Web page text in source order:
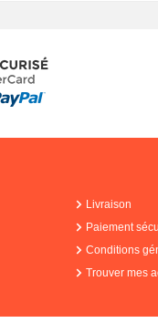
Livraison
Paiement
Conditions
Trouver mes